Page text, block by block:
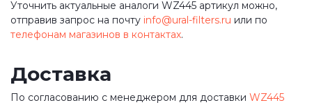
Уточнить актуальные аналоги WZ445 артикул можно,
отправив запрос на почту info@ural-filters.ru или по
телефонам магазинов в контактах.
Доставка
По согласованию с менеджером для доставки WZ445